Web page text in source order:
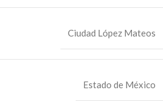
Ciudad López Mateos
Estado de México